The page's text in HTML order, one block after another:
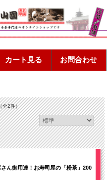
全2件）
ん御用達！お寿司屋の「粉茶」200